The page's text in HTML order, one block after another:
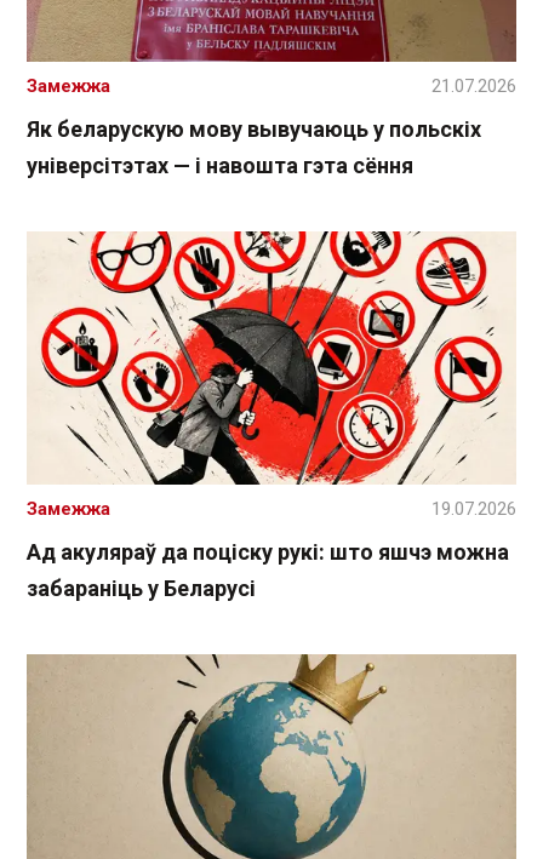
Як беларускую мову вывучаюць у польскіх
універсітэтах — і навошта гэта сёння
Замежжа 21.07.2026
Ад акуляраў да поціску рукі: што яшчэ можна
забараніць у Беларусі
Замежжа 19.07.2026